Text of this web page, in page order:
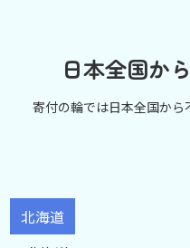
日本全国か
寄付の輪では日本全国から